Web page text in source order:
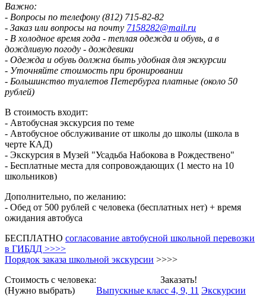
Важно:
- Вопросы по телефону (812) 715-82-82
- Заказ или вопросы на почту 7158282@mail.ru
- В холодное время года - теплая одежда и обувь, а в
дождливую погоду - дождевики
- Одежда и обувь должна быть удобная для экскурсии
- Уточняйте стоимость при бронировании
- Большинство туалетов Петербурга платные (около 50
рублей)
В стоимость входит:
- Автобусная экскурсия по теме
- Автобусное обслуживание от школы до школы (школа в
черте КАД)
- Экскурсия в Музей "Усадьба Набокова в Рождествено"
- Бесплатные места для сопровождающих (1 место на 10
школьников)
Дополнительно, по желанию:
- Обед от 500 рублей с человека (бесплатных нет) + время
ожидания автобуса
БЕСПЛАТНО согласование автобусной школьной перевозки
в ГИБДД >>>>
Порядок заказа школьной экскурсии >>>>
Стоимость с человека:
(Нужно выбрать)
Заказать!
Выпускные класс 4, 9, 11 Экскурсии